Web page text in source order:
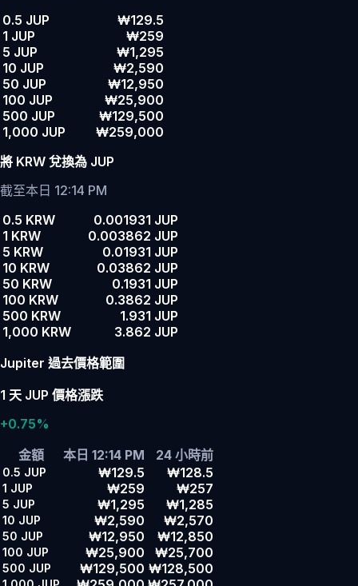
0.5 JUP
₩129.5
1 JUP
₩259
5 JUP
₩1,295
10 JUP
₩2,590
50 JUP
₩12,950
100 JUP
₩25,900
500 JUP
₩129,500
1,000 JUP
₩259,000
將 KRW 兌換為 JUP
截至本日 12:14 PM
0.5 KRW
0.001931 JUP
1 KRW
0.003862 JUP
5 KRW
0.01931 JUP
10 KRW
0.03862 JUP
50 KRW
0.1931 JUP
100 KRW
0.3862 JUP
500 KRW
1.931 JUP
1,000 KRW
3.862 JUP
Jupiter 過去價格範圍
1 天 JUP 價格漲跌
+0.75%
金額
本日 12:14 PM 24 小時前
0.5 JUP ₩129.5 ₩128.5
1 JUP ₩259 ₩257
5 JUP ₩1,295 ₩1,285
10 JUP ₩2,590 ₩2,570
50 JUP ₩12,950 ₩12,850
100 JUP ₩25,900 ₩25,700
500 JUP ₩129,500 ₩128,500